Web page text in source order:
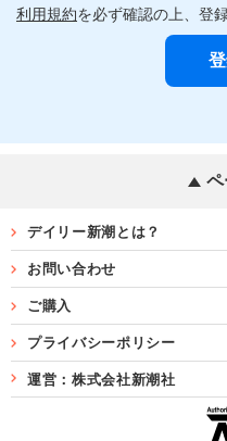
利用規約を必ず確認の上、登
デイリー新潮とは？
お問い合わせ
ご購入
プライバシーポリシー
運営：株式会社新潮社